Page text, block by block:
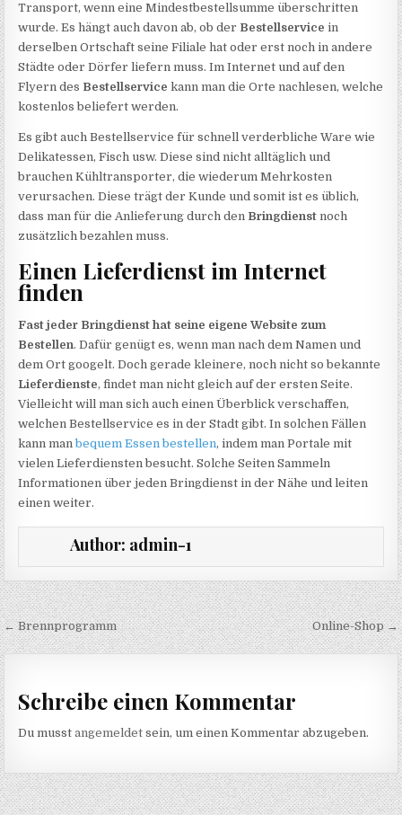
Transport, wenn eine Mindestbestellsumme überschritten
wurde. Es hängt auch davon ab, ob der Bestellservice in
derselben Ortschaft seine Filiale hat oder erst noch in andere
Städte oder Dörfer liefern muss. Im Internet und auf den
Flyern des Bestellservice kann man die Orte nachlesen, welche
kostenlos beliefert werden.
Es gibt auch Bestellservice für schnell verderbliche Ware wie
Delikatessen, Fisch usw. Diese sind nicht alltäglich und
brauchen Kühltransporter, die wiederum Mehrkosten
verursachen. Diese trägt der Kunde und somit ist es üblich,
dass man für die Anlieferung durch den Bringdienst noch
zusätzlich bezahlen muss.
Einen Lieferdienst im Internet
finden
Fast jeder Bringdienst hat seine eigene Website zum
Bestellen. Dafür genügt es, wenn man nach dem Namen und
dem Ort googelt. Doch gerade kleinere, noch nicht so bekannte
Lieferdienste, findet man nicht gleich auf der ersten Seite.
Vielleicht will man sich auch einen Überblick verschaffen,
welchen Bestellservice es in der Stadt gibt. In solchen Fällen
kann manbequem Essen bestellen, indem man Portale mit
vielen Lieferdiensten besucht. Solche Seiten Sammeln
Informationen über jeden Bringdienst in der Nähe und leiten
einen weiter.
Author: admin-1
Beitragsnavigation
← Brennprogramm Online-Shop →
Schreibe einen Kommentar
Du musstangemeldet sein, um einen Kommentar abzugeben.